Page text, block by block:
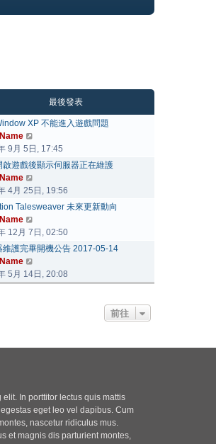
最後發表
XP 不能進入遊戲問題
視
最
發
9月 5日, 17:45
啟遊戲後顯示伺服器正在維護
視
最
發
4月 25日, 19:56
Talesweaver 未來更新動向
視
最
發
表
12月 7日, 02:50
維護完畢開機公告 2017-05-14
視
最
5月 14日, 20:08
前往
In porttitor lectus quis mattis
eget leo vel dapibus. Cum
nascetur ridiculus mus.
et magnis dis parturient montes,